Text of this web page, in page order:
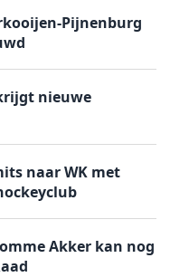
Pijnenburg
nieuwe
naar WK met
Akker kan nog